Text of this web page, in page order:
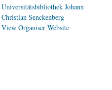
Universitätsbibliothek Johann
Christian Senckenberg
View Organiser Website